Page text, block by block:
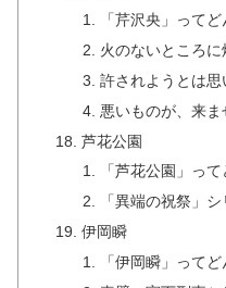
「芹沢央」って
火のないところに
許されようとは思
悪いものが、来ま
芦花公園
「芦花公園」っ
「異端の祝祭」
伊岡瞬
「伊岡瞬」って